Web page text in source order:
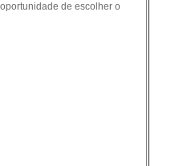
de escolher o